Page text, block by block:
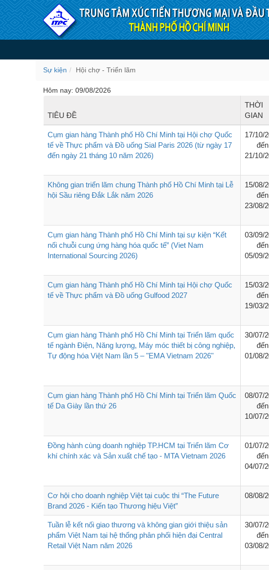
Truy cập nội dung luôn
Hội chợ - Triển lãm
Sự kiện Hội chợ - Triển lãm
Hôm nay: 09/08/2026
TIÊU ĐỀ
THỜI
GIAN
Cụm gian hàng Thành phố Hồ Chí Minh tại Hội chợ Quốc
tế về Thực phẩm và Đồ uống Sial Paris 2026 (từ ngày 17
đến ngày 21 tháng 10 năm 2026)
17/10/
đến
21/10/
Không gian triển lãm chung Thành phố Hồ Chí Minh tại Lễ
hội Sầu riêng Đắk Lắk năm 2026
15/08/
đến
23/08/
Cụm gian hàng Thành phố Hồ Chí Minh tại sự kiện “Kết
nối chuỗi cung ứng hàng hóa quốc tế” (Viet Nam
International Sourcing 2026)
03/09/
đến
05/09/
Cụm gian hàng Thành phố Hồ Chí Minh tại Hội chợ Quốc
tế về Thực phẩm và Đồ uống Gulfood 2027
15/03/
đến
19/03/
Cụm gian hàng Thành phố Hồ Chí Minh tại Triển lãm quốc
tế ngành Điện, Năng lượng, Máy móc thiết bị công nghiệp,
Tự động hóa Việt Nam lần 5 – "EMA Vietnam 2026"
30/07/
đến
01/08/
Cụm gian hàng Thành phố Hồ Chí Minh tại Triển lãm Quốc
tế Da Giày lần thứ 26
08/07/
đến
10/07/
Đồng hành cùng doanh nghiệp TP.HCM tại Triển lãm Cơ
khí chính xác và Sản xuất chế tạo - MTA Vietnam 2026
01/07/
đến
04/07/
Cơ hội cho doanh nghiệp Việt tại cuộc thi “The Future
Brand 2026 - Kiến tạo Thương hiệu Việt”
08/08/
Tuần lễ kết nối giao thương và không gian giới thiệu sản
phẩm Việt Nam tại hệ thống phân phối hiện đại Central
Retail Việt Nam năm 2026
30/07/
đến
03/08/